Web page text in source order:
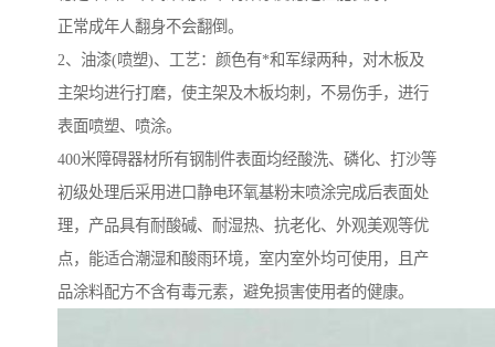
正常成年人翻身不会翻倒。
2、油漆(喷塑)、工艺：颜色有*和军绿两种，对木板及
主架均进行打磨，使主架及木板均刺，不易伤手，进行
表面喷塑、喷涂。
400米障碍器材所有钢制件表面均经酸洗、磷化、打沙等
初级处理后采用进口静电环氧基粉末喷涂完成后表面处
理，产品具有耐酸碱、耐湿热、抗老化、外观美观等优
点，能适合潮湿和酸雨环境，室内室外均可使用，且产
品涂料配方不含有毒元素，避免损害使用者的健康。